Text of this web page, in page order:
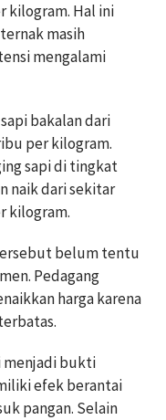
kilogram. Hal ini
masih
mengalami
bakalan dari
per kilogram.
sapi di tingkat
naik dari sekitar
kilogram.
belum tentu
Pedagang
harga karena
menjadi bukti
efek berantai
pangan. Selain